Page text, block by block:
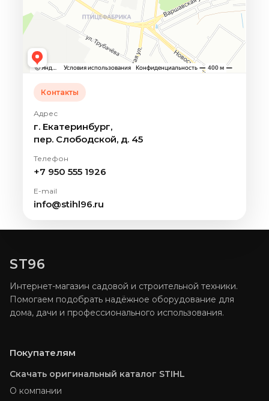
Контакты
Адрес
г. Екатеринбург,
пер. Слободской, д. 45
Телефон
+7 950 555 1926
E-mail
info@stihl96.ru
ST96
Интернет-магазин садовой и строительной техники.
Помогаем подобрать надёжное оборудование для
дома, дачи и профессионального использования.
Покупателям
Скачать оригинальный каталог STIHL
О компании